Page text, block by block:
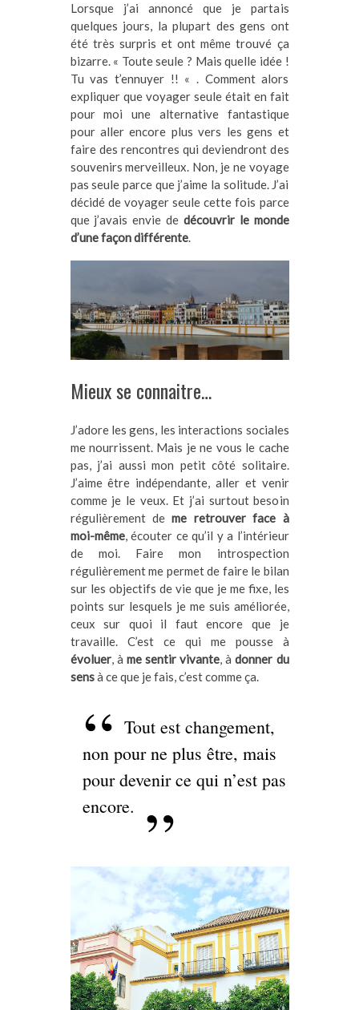
Lorsque j’ai annoncé que je partais
quelques jours, la plupart des gens ont
été très surpris et ont même trouvé ça
bizarre. « Toute seule ? Mais quelle idée !
Tu vas t’ennuyer !! « . Comment alors
expliquer que voyager seule était en fait
pour moi une alternative fantastique
pour aller encore plus vers les gens et
faire des rencontres qui deviendront des
souvenirs merveilleux. Non, je ne voyage
pas seule parce que j’aime la solitude. J’ai
décidé de voyager seule cette fois parce
que j’avais envie de découvrir le monde
d’une façon différente.
Mieux se connaitre…
J’adore les gens, les interactions sociales
me nourrissent. Mais je ne vous le cache
pas, j’ai aussi mon petit côté solitaire.
J’aime être indépendante, aller et venir
comme je le veux. Et j’ai surtout besoin
régulièrement deme retrouver face à
moi-même, écouter ce qu’il y a l’intérieur
de moi. Faire mon introspection
régulièrement me permet de faire le bilan
sur les objectifs de vie que je me fixe, les
points sur lesquels je me suis améliorée,
ceux sur quoi il faut encore que je
travaille. C’est ce qui me pousse à
évoluer, à me sentir vivante, àdonner du
sensà ce que je fais, c’est comme ça.
Tout est changement,
non pour ne plus être, mais
pour devenir ce qui n’est pas
encore.